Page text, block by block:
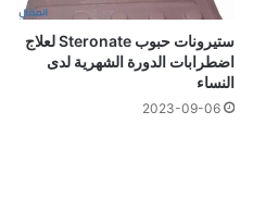
ستيرونات حبوب Steronate لعلاج
اضطرابات الدورة الشهرية لدى
النساء
2023-09-06